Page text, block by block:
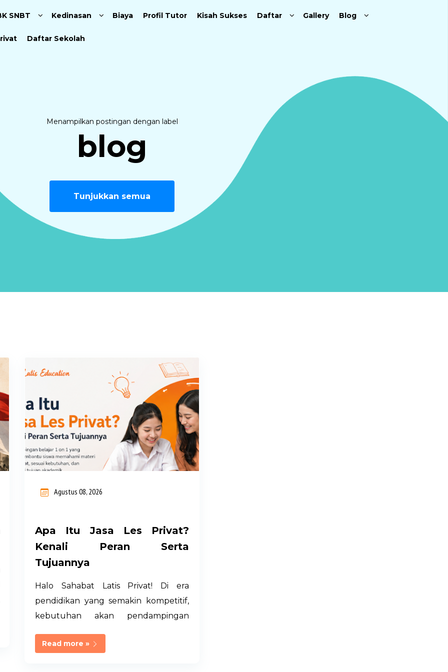
Langsung ke konten utama
SNBT Kedinasan Biaya Profil Tutor Kisah Sukses Daftar Gallery Blog
Daftar Sekolah
Menampilkan postingan dengan label
blog
Tunjukkan semua
Agustus 08, 2026
Apa Itu Jasa Les Privat?
Kenali Peran Serta
Tujuannya
Halo Sahabat Latis Privat! Di era
pendidikan yang semakin kompetitif,
kebutuhan akan pendampingan
mengalami peningkatan. Tidak sedikit
Read more »